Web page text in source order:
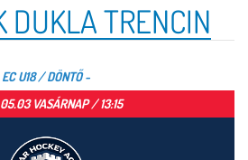
DUKLA TRENCIN
EC U18 / DÖNTŐ -
VASÁRNAP / 13:15